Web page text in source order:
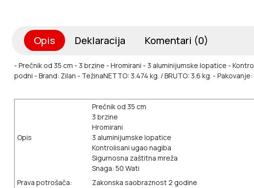
Opis Deklaracija Komentari (0)
- Prečnik od 35 cm - 3 brzine - Hromirani - 3 aluminijumske lopatice -
podni - Brand: Zilan - TežinaNETTO: 3.474 kg. / BRUTO: 3.6 kg. - Pakovanje:
Opis
Prečnik od 35 cm
3 brzine
Hromirani
3 aluminijumske lopatice
Kontrolisani ugao nagiba
Sigurnosna zaštitna mreža
Snaga: 50 Wati
Prava potrošača:
Zakonska saobraznost 2 godine